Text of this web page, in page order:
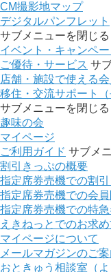
CM撮影地マップ
デジタルパンフレット
サブメニューを閉じる
イベント・キャンペー
ご優待・サービス サ
店舗・施設で使える
移住・交流サポート（
サブメニューを閉じる
趣味の会
マイページ
ご利用ガイド サブメ
割引きっぷの概要
指定席券売機での割
指定席券売機での会
指定席券売機での特
えきねっとでのお求
マイページについて
メールマガジンのご
おときゅう相談室（よ